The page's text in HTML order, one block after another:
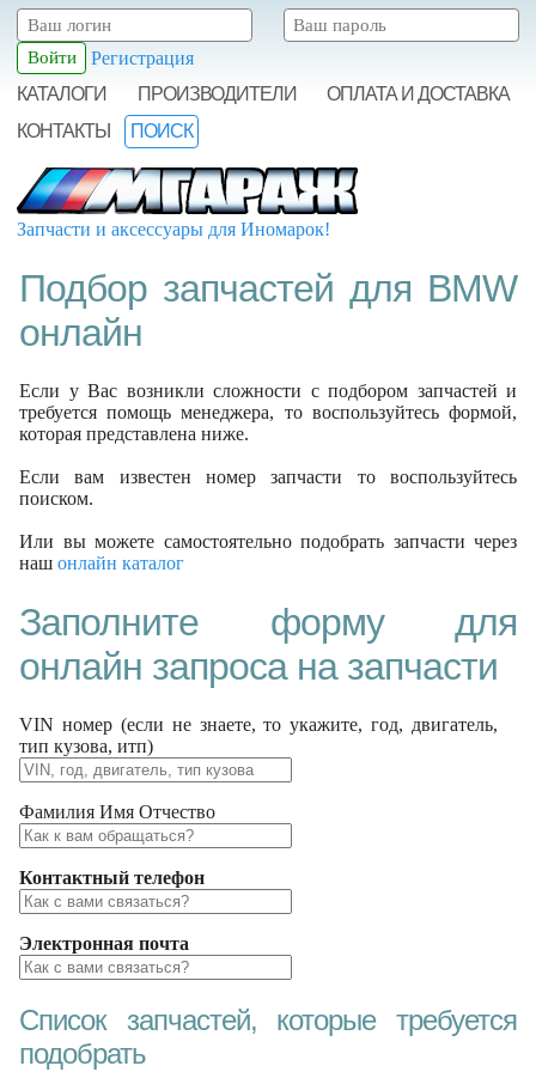
Регистрация
КАТАЛОГИ
ПРОИЗВОДИТЕЛИ
ОПЛАТА И ДОСТАВКА
КОНТАКТЫ
ПОИСК
Запчасти и аксессуары для Иномарок!
Подбор запчастей для BMW
онлайн
Если у Вас возникли сложности с подбором запчастей и
требуется помощь менеджера, то воспользуйтесь формой,
которая представлена ниже.
Если вам известен номер запчасти то воспользуйтесь
поиском.
Или вы можете самостоятельно подобрать запчасти через
наш онлайн каталог
Заполните форму для
онлайн запроса на запчасти
VIN номер (если не знаете, то укажите, год, двигатель,
тип кузова, итп)
Фамилия Имя Отчество
Контактный телефон
Электронная почта
Список запчастей, которые требуется
подобрать